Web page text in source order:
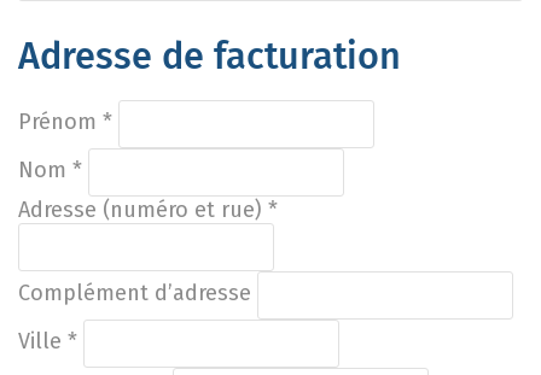
Adresse de facturation
Prénom *
Nom *
Adresse (numéro et rue) *
Complément d’adresse
Ville *